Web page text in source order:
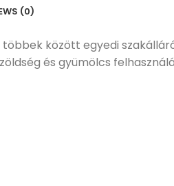
(0)
között egyedi
és gyümölcs